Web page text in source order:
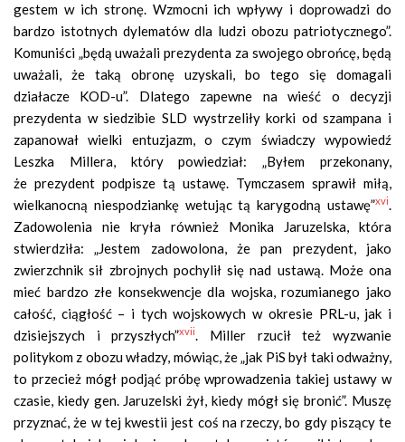
gestem w ich stronę. Wzmocni ich wpływy i doprowadzi do
bardzo istotnych dylematów dla ludzi obozu patriotycznego”.
Komuniści „będą uważali prezydenta za swojego obrońcę, będą
uważali, że taką obronę uzyskali, bo tego się domagali
działacze KOD-u”. Dlatego zapewne na wieść o decyzji
prezydenta w siedzibie SLD wystrzeliły korki od szampana i
zapanował wielki entuzjazm, o czym świadczy wypowiedź
Leszka Millera, który powiedział: „Byłem przekonany,
że prezydent podpisze tą ustawę. Tymczasem sprawił miłą,
wielkanocną niespodziankę wetując tą karygodną ustawę”xvi.
Zadowolenia nie kryła również Monika Jaruzelska, która
stwierdziła: „Jestem zadowolona, że pan prezydent, jako
zwierzchnik sił zbrojnych pochylił się nad ustawą. Może ona
mieć bardzo złe konsekwencje dla wojska, rozumianego jako
całość, ciągłość – i tych wojskowych w okresie PRL-u, jak i
dzisiejszych i przyszłych”xvii. Miller rzucił też wyzwanie
politykom z obozu władzy, mówiąc, że „jak PiS był taki odważny,
to przecież mógł podjąć próbę wprowadzenia takiej ustawy w
czasie, kiedy gen. Jaruzelski żył, kiedy mógł się bronić”. Muszę
przyznać, że w tej kwestii jest coś na rzeczy, bo gdy piszący te